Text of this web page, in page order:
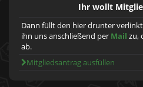
Ihr wollt
Dann füllt den hier drunter
ihn uns anschließend per Mail zu,
ab.
Mitgliedsantrag ausfüllen